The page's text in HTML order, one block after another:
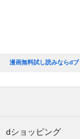
漫画無料試し読みならdブ
dショッピング